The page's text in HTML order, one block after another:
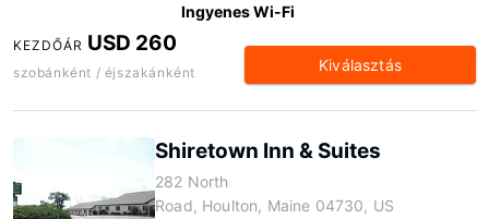
Ingyenes Wi-Fi
KEZDŐÁR USD 260
szobánként / éjszakánként Kiválasztás
Shiretown Inn & Suites
282 North
Road, Houlton, Maine 04730, US